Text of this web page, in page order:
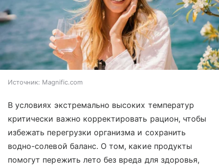
Источник: Magnific.com
В условиях экстремально высоких температур
критически важно корректировать рацион, чтобы
избежать перегрузки организма и сохранить
водно-солевой баланс. О том, какие продукты
помогут пережить лето без вреда для здоровья,